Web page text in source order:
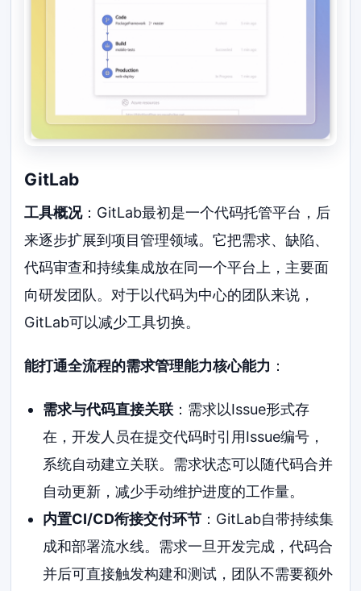
GitLab
工具概况：GitLab最初是一个代码托管平台，后
来逐步扩展到项目管理领域。它把需求、缺陷、
代码审查和持续集成放在同一个平台上，主要面
向研发团队。对于以代码为中心的团队来说，
GitLab可以减少工具切换。
能打通全流程的需求管理能力核心能力 ：
需求与代码直接关联：需求以Issue形式存
在，开发人员在提交代码时引用Issue编号，
系统自动建立关联。需求状态可以随代码合并
自动更新，减少手动维护进度的工作量。
内置CI/CD衔接交付环节：GitLab自带持续集
成和部署流水线。需求一旦开发完成，代码合
并后可直接触发构建和测试，团队不需要额外